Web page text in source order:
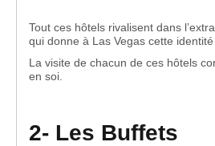
Tout ces hôtels rivalisent dans
qui donne à Las Vegas cette identité
La visite de chacun de ces hôtels
en soi.
2- Les Buffets